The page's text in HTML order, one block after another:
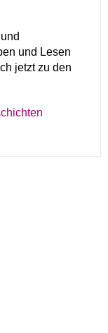
und Lesen
jetzt zu den